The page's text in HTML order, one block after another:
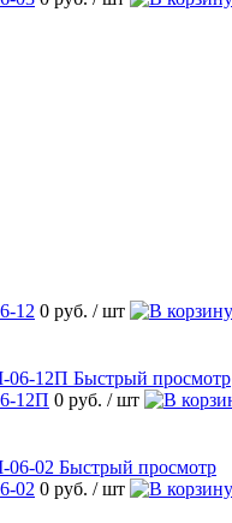
12 0 руб. / шт
Быстрый просмотр
12П 0 руб. / шт
Быстрый просмотр
02 0 руб. / шт